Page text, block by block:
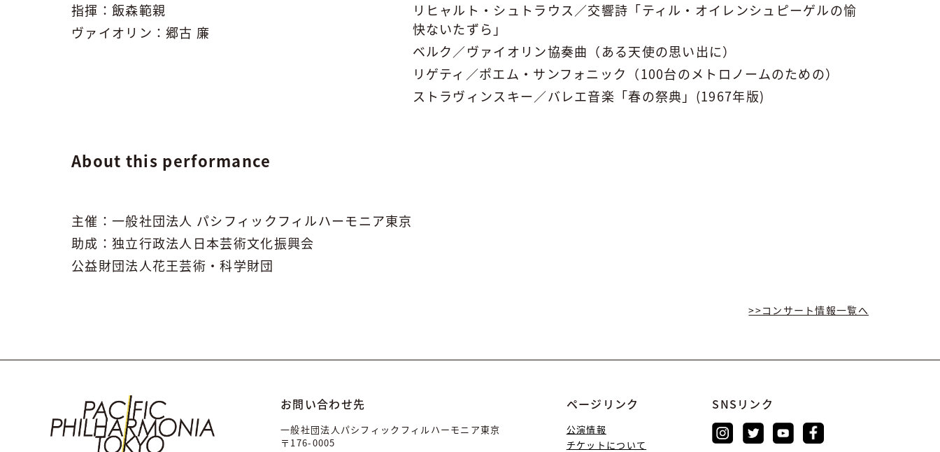
指揮：飯森範親
ヴァイオリン：郷古 廉
リヒャルト・シュトラウス／交響詩「ティル・オイレンシュピーゲルの愉
快ないたずら」
ベルク／ヴァイオリン協奏曲（ある天使の思い出に）
リゲティ／ポエム・サンフォニック（100台のメトロノームのための）
ストラヴィンスキー／バレエ音楽「春の祭典」(1967年版)
About this performance
主催：一般社団法人 パシフィックフィルハーモニア東京
助成：独立行政法人日本芸術文化振興会
公益財団法人花王芸術・科学財団
>>コンサート情報⼀覧へ
お問い合わせ先
一般社団法人パシフィックフィルハーモニア東京
〒176-0005
ページリンク
公演情報
チケットについて
SNSリンク